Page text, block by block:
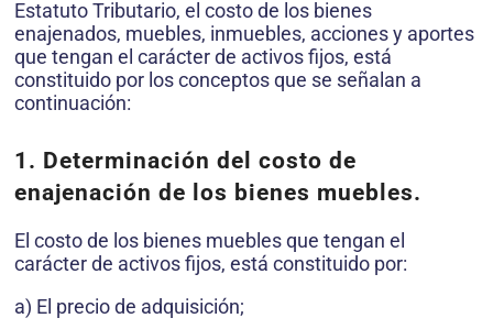
Estatuto Tributario, el costo de los bienes
enajenados, muebles, inmuebles, acciones y aportes
que tengan el carácter de activos fijos, está
constituido por los conceptos que se señalan a
continuación:
1. Determinación del costo de
enajenación de los bienes muebles.
El costo de los bienes muebles que tengan el
carácter de activos fijos, está constituido por:
a) El precio de adquisición;